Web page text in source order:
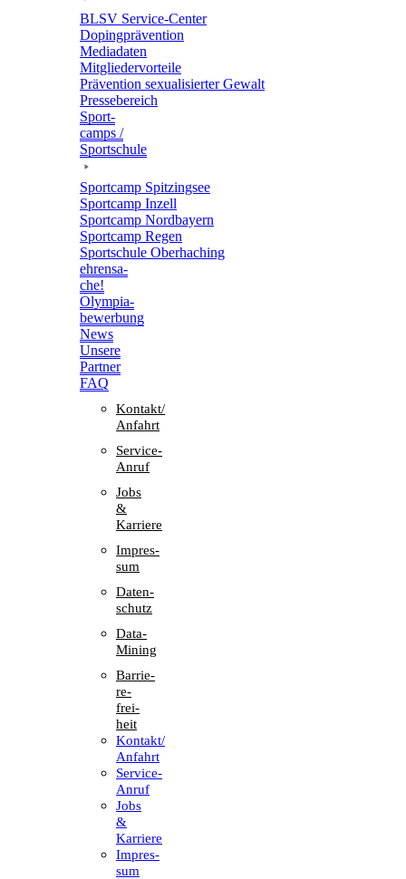
BLSV Service-Center
Doping­prä­ven­tion
Media­da­ten
Mitglie­der­vor­teile
Präven­tion sexua­li­sier­ter Gewalt
Pres­se­be­reich
Sport­
camps /
Sportschule
Sport­camp Spitzingsee
Sport­camp Inzell
Sport­camp Nordbayern
Sport­camp Regen
Sport­schule Oberhaching
ehren­sa­
che!
Olym­pia­
be­wer­bung
News
Unsere
Part­ner
FAQ
Kontakt/​​
Anfahrt
Service-
Anruf
Jobs
&
Karriere
Impres­
sum
Daten­
schutz
Data-
Mining
Barrie­
re­
frei­
heit
Kontakt/​​
Anfahrt
Service-
Anruf
Jobs
&
Karriere
Impres­
sum